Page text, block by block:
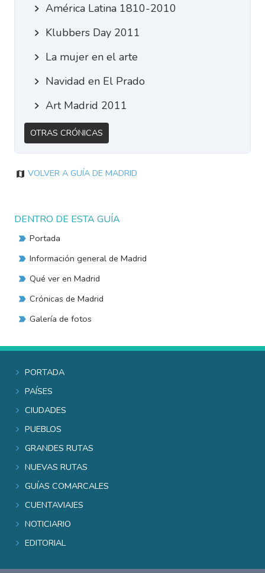
América Latina 1810-2010
Klubbers Day 2011
La mujer en el arte
Navidad en El Prado
Art Madrid 2011
Otras Crónicas
Volver a Guía de Madrid
DENTRO DE ESTA GUÍA
Portada
Información general de Madrid
Qué ver en Madrid
Crónicas de Madrid
Galería de fotos
Portada
Países
Ciudades
Pueblos
Grandes rutas
Nuevas rutas
Guías comarcales
Cuentaviajes
Noticiario
Editorial